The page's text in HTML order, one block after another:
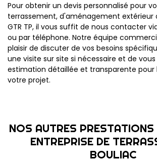
Pour obtenir un devis personnalisé pour
terrassement, d'aménagement extérieur
GTR TP, il vous suffit de nous contacter
ou par téléphone. Notre équipe
plaisir de discuter de vos besoins
une visite sur site si nécessaire et de
estimation détaillée et transparente pour
votre projet.
NOS AUTRES
ENTREPRISE DE
BOULIAC